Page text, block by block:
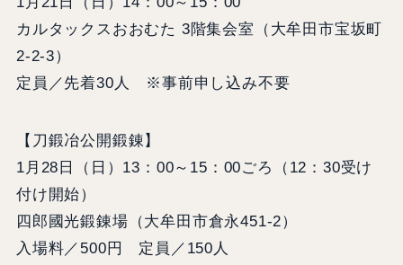
カルタックスおおむた 3階集会室（大牟田市宝坂町
2-2-3）
定員／先着30人 ※事前申し込み不要
【刀鍛冶公開鍛錬】
1月28日（日）13：00～15：00ごろ（12：30受け
付け開始）
四郎國光鍛錬場（大牟田市倉永451-2）
入場料／500円 定員／150人